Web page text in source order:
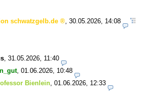
schwatzgelb.de
30.05.2026, 14:08
31.05.2026, 11:40
, 01.06.2026, 10:48
Bienlein 01.06.2026, 12:33